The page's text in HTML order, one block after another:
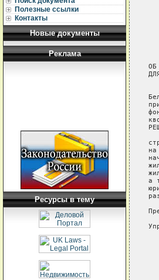
Полезные ссылки
Контакты
Новые документы
Реклама
Ресурсы в тему
ОБ
а